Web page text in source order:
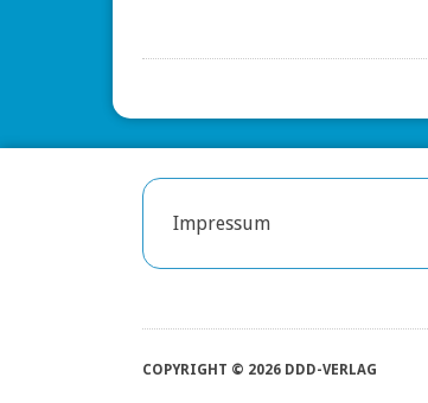
Impressum
COPYRIGHT © 2026 DDD-VERLAG